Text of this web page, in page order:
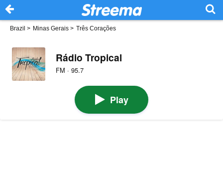
Brazil > Minas Gerais > Três Corações
Rádio Tropical
FM · 95.7
Play